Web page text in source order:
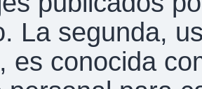
La segunda,
es conocida